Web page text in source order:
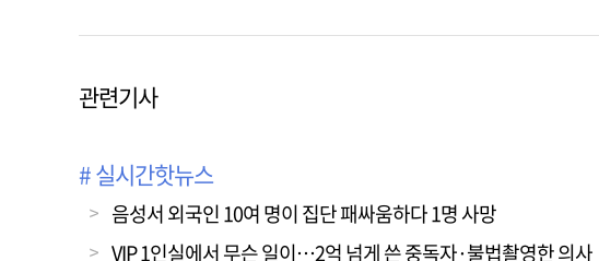
관련기사
# 실시간핫뉴스
음성서 외국인 10여 명이 집단 패싸움하다 1명 사망
VIP 1인실에서 무슨 일이…2억 넘게 쓴 중독자·불법촬영한 의사